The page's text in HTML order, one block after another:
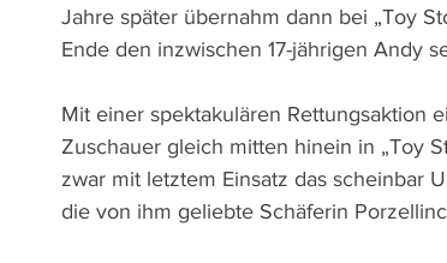
Jahre später übernahm dann bei „Toy
Ende den inzwischen 17-jährigen Andy
Mit einer spektakulären Rettungsaktion
Zuschauer gleich mitten hinein in „Toy
zwar mit letztem Einsatz das scheinbar
die von ihm geliebte Schäferin